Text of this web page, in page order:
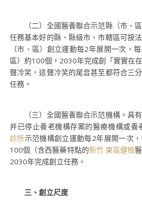
（二）全國醫養聯合示范縣（市、區
任務基本好的縣、縣級市、市轄區可按
（市、區）創立運動每2年展開一次，
區）約100個，2030年完成創「實實在
聲冷笑，這聲冷笑的尾音甚至都符合三
任務。
（三）全國醫養聯合示范機構。具有
并已停止養老機構存案的醫療機構或養
診所示范機構創立運動每2年展開一次
100個（含西醫藥特點的新竹 東區健檢
2030年完成創立任務。
三、創立尺度